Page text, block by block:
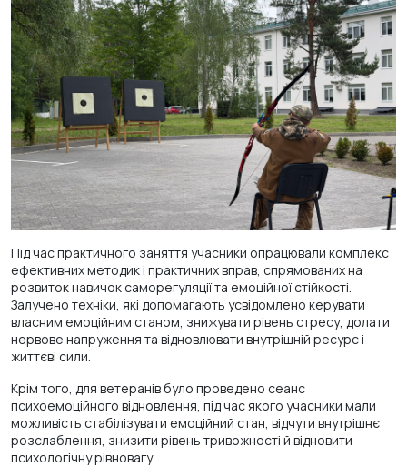
Під час практичного заняття учасники опрацювали комплекс
ефективних методик і практичних вправ, спрямованих на
розвиток навичок саморегуляції та емоційної стійкості.
Залучено техніки, які допомагають усвідомлено керувати
власним емоційним станом, знижувати рівень стресу, долати
нервове напруження та відновлювати внутрішній ресурс і
життєві сили.
Крім того, для ветеранів було проведено сеанс
психоемоційного відновлення, під час якого учасники мали
можливість стабілізувати емоційний стан, відчути внутрішнє
розслаблення, знизити рівень тривожності й відновити
психологічну рівновагу.